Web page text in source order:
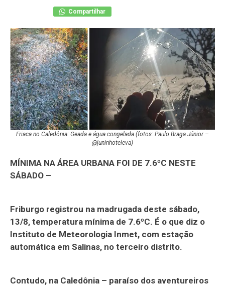
Compartilhar
Friaca no Caledônia: Geada e água congelada (fotos: Paulo Braga Júnior –
@juninhoteleva)
MÍNIMA NA ÁREA URBANA FOI DE 7.6ºC NESTE
SÁBADO –
Friburgo registrou na madrugada deste sábado,
13/8, temperatura mínima de 7.6ºC. É o que diz o
Instituto de Meteorologia Inmet, com estação
automática em Salinas, no terceiro distrito.
Contudo, na Caledônia – paraíso dos aventureiros